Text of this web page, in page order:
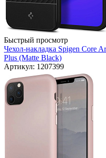
Быстрый просмотр
Чехол-накладка Spigen Core
Plus (Matte Black)
Артикул: 1207399